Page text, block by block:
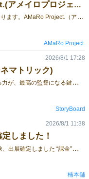
【AMaRo Project.(アメイロプロジェクト)】ゲームマーケット2026秋出展します！
平
素はお世話になっております。AMaRo Project.（アメイロプロジェクト）瀬田まみむめもです。ゲームマーケット2026秋について、当サークルは、1日目、10月17日 土曜日に出展いたします。ブースカットはこちらとなります。詳細については、以下のnote記事を御覧ください。note：【AMaRo Project.(アメイロプロジェクト)】ゲームマーケット2026秋出展します！
AMaRo Project.
マトリック)
自分の勝利数を予測する力が、最高の監督になる鍵です。2026年秋、シネマトリックで参加プレイ人数：3～6人 プレイ時間：約30分 ジャンル：トリックテイキング / カードゲーム
2026/8/1 17:28
StoryBoard
しました！
ゲ
ームマーケット2026秋、出展確定しました “課金”できるポーカー『ガチャポーカー』をリリースします！ 得点（VP）を削って石を買い、 その石でガチャを回す―― 令和の“新感覚”ポーカーです！ 詳細・予約情報は今後更新します！ お楽しみに！
2026/8/1 11:38
楠本舗